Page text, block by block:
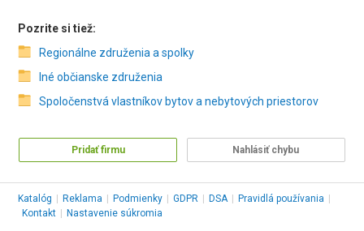
Pozrite si tiež:
Regionálne združenia a spolky
Iné občianske združenia
Spoločenstvá vlastníkov bytov a nebytových priestorov
Pridať firmu Nahlásiť chybu
Katalóg Reklama Podmienky GDPR DSA Pravidlá používania
Kontakt
Nastavenie súkromia